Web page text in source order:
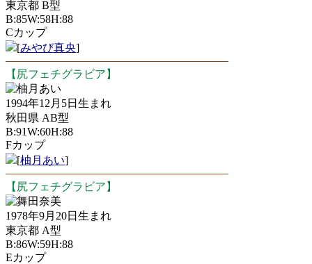
東京都 B型
B:85W:58H:88
Cカップ
[みやび真央]
【尻フェチグラビア】
柚月あい
1994年12月5日生まれ
秋田県 AB型
B:91W:60H:88
Fカップ
[柚月あい]
【尻フェチグラビア】
舞田奈美
1978年9月20日生まれ
東京都 A型
B:86W:59H:88
Eカップ